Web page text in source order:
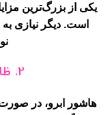
یکی از بزرگ‌ترین
است. دیگر نیازی به
2.
هاشور ابرو، در